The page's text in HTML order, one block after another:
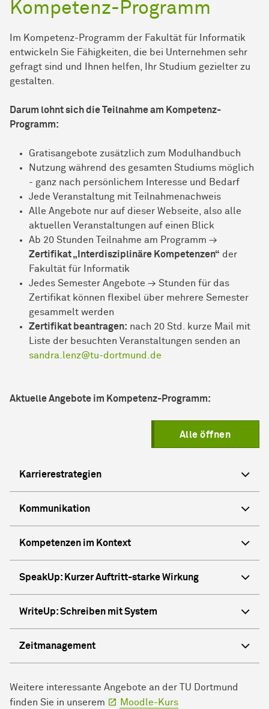
Kompetenz-Programm
Im Kompetenz-Programm der Fakultät für Informatik
entwickeln Sie Fähigkeiten, die bei Unternehmen sehr
gefragt sind und Ihnen helfen, Ihr Studium gezielter zu
gestalten.
Darum lohnt sich die Teilnahme am Kompetenz-
Programm:
Gratisangebote zusätzlich zum Modulhandbuch
Nutzung während des gesamten Studiums möglich
- ganz nach persönlichem Interesse und Bedarf
Jede Veranstaltung mit Teilnahmenachweis
Alle Angebote nur auf dieser Webseite, also alle
aktuellen Veranstaltungen auf einen Blick
Ab 20 Stunden Teilnahme am Programm →
Zertifikat „Interdisziplinäre Kompetenzen“ der
Fakultät für Informatik
Jedes Semester Angebote → Stunden für das
Zertifikat können flexibel über mehrere Semester
gesammelt werden
Zertifikat beantragen: nach 20 Std. kurze Mail mit
Liste der besuchten Veranstaltungen senden an
sandra.lenz@tu-dortmund.de
Aktuelle Angebote im Kompetenz-Programm:
Alle öffnen
Karrierestrategien
Kommunikation
Kompetenzen im Kontext
SpeakUp: Kurzer Auftritt-starke Wirkung
WriteUp: Schreiben mit System
Zeitmanagement
Weitere interessante Angebote an der TU Dortmund
finden Sie in unserem
Moodle-Kurs